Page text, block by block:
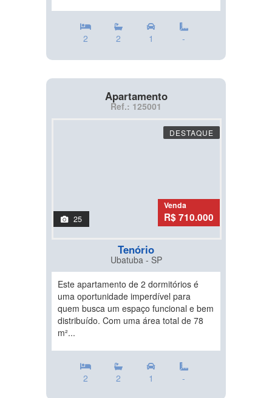
2 2 1 -
Apartamento
Ref.: 125001
DESTAQUE
25
Venda
R$ 710.000
Tenório
Ubatuba - SP
Este apartamento de 2 dormitórios é
uma oportunidade imperdível para
quem busca um espaço funcional e bem
distribuído. Com uma área total de 78
m²...
2 2 1 -